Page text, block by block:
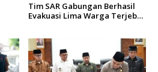
Tim SAR Gabungan Berhasil
Evakuasi Lima Warga Terjebak